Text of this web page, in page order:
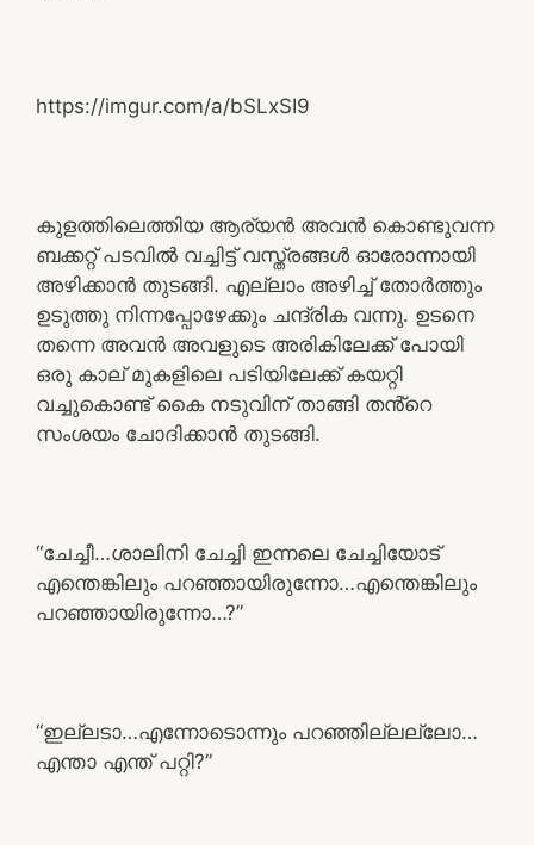
https://imgur.com/a/bSLxSI9
കുളത്തിലെത്തിയ ആര്യൻ അവൻ കൊണ്ടുവന്ന
ബക്കറ്റ് പടവിൽ വച്ചിട്ട് വസ്ത്രങ്ങൾ ഓരോന്നായി
അഴിക്കാൻ തുടങ്ങി. എല്ലാം അഴിച്ച് തോർത്തും
ഉടുത്തു നിന്നപ്പോഴേക്കും ചന്ദ്രിക വന്നു. ഉടനെ
തന്നെ അവൻ അവളുടെ അരികിലേക്ക് പോയി
ഒരു കാല് മുകളിലെ പടിയിലേക്ക് കയറ്റി
വച്ചുകൊണ്ട് കൈ നടുവിന് താങ്ങി തൻ്റെ
സംശയം ചോദിക്കാൻ തുടങ്ങി.
“ചേച്ചീ…ശാലിനി ചേച്ചി ഇന്നലെ ചേച്ചിയോട്
എന്തെങ്കിലും പറഞ്ഞായിരുന്നോ…എന്തെങ്കിലും
പറഞ്ഞായിരുന്നോ…?”
“ഇല്ലടാ…എന്നോടൊന്നും പറഞ്ഞില്ലല്ലോ…
എന്താ എന്ത് പറ്റി?”